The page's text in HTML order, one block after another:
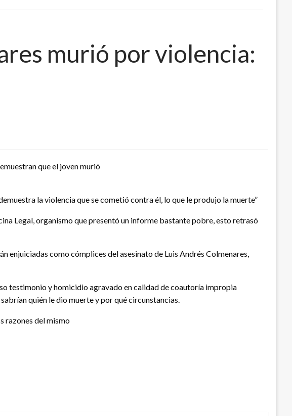
murió por violencia:
que el joven murió
la violencia que se cometió contra él, lo que le produjo la muerte”
Legal, organismo que presentó un informe bastante pobre, esto retrasó
enjuiciadas como cómplices del asesinato de Luis Andrés Colmenares,
testimonio y homicidio agravado en calidad de coautoría impropia
quién le dio muerte y por qué circunstancias.
razones del mismo